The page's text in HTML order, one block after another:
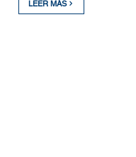
LEER MÁS